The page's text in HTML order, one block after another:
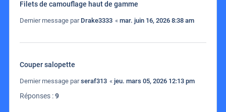
Filets de camouflage haut de gamme
Dernier message par Drake3333 « mar. juin 16, 2026 8:38 am
Couper salopette
Dernier message parseraf313 « jeu. mars 05, 2026 12:13 pm
Réponses :9